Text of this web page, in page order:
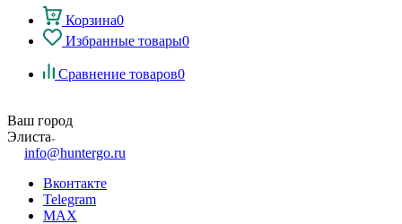
Корзина0
Избранные товары0
Сравнение товаров0
Ваш город
Элиста
info@huntergo.ru
Вконтакте
Telegram
MAX